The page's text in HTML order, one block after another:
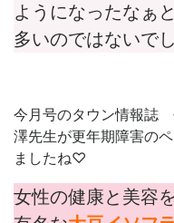
ようになったなぁ
多いのではないで
今月号のタウン情報誌
澤先生が更年期障害の
ましたね♡
女性の健康と美容